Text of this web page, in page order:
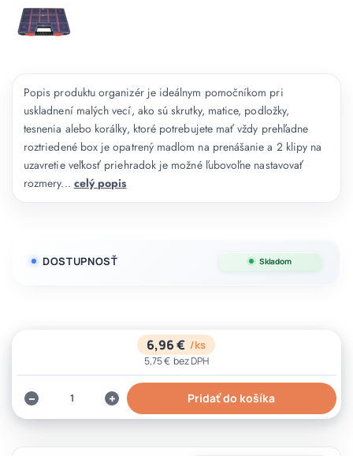
Popis produktu organizér je ideálnym pomočníkom pri
uskladnení malých vecí, ako sú skrutky, matice, podložky,
tesnenia alebo korálky, ktoré potrebujete mať vždy prehľadne
roztriedené box je opatrený madlom na prenášanie a 2 klipy na
uzavretie veľkosť priehradok je možné ľubovoľne nastavovať
rozmery... celý popis
DOSTUPNOSŤ Skladom
6,96 € /ks
5,75 € bez DPH
Pridať do košíka